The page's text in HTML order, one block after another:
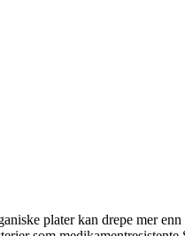
plater kan drepe mer